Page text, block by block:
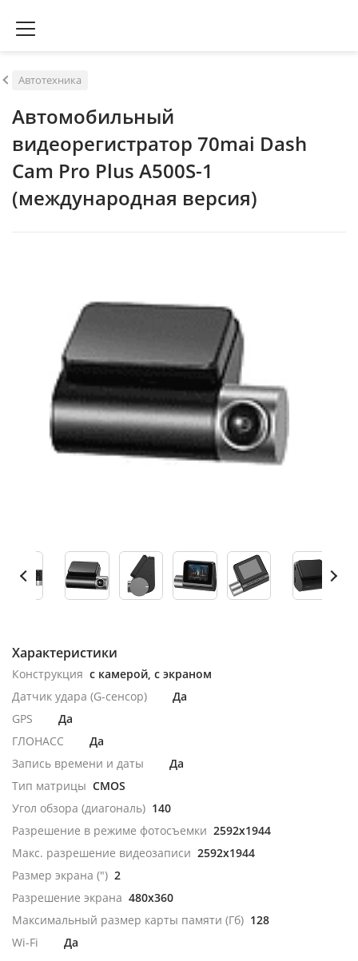
Автотехника
Автомобильный
видеорегистратор 70mai Dash
Cam Pro Plus A500S-1
(международная версия)
Характеристики
Конструкция с камерой, с экраном
Датчик удара (G-сенсор)
Да
GPS
Да
ГЛОНАСС
Да
Запись времени и даты
Да
Тип матрицы CMOS
Угол обзора (диагональ) 140
Разрешение в режиме фотосъемки 2592x1944
Макс. разрешение видеозаписи 2592x1944
Размер экрана (") 2
Разрешение экрана 480x360
Максимальный размер карты памяти (Гб) 128
Wi-Fi
Да